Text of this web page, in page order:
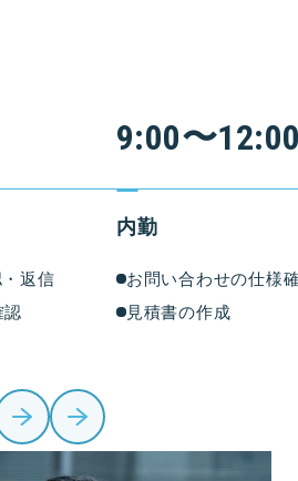
返信
認
9:00〜
内勤
お問い合わせの仕様
見積書の作成